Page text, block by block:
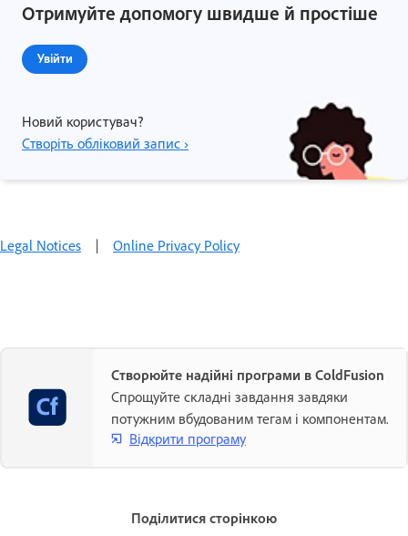
Отримуйте допомогу швидше й простіше
Увійти
Новий користувач?
Створіть обліковий запис ›
Legal Notices | Online Privacy Policy
Створюйте надійні програми в ColdFusion
Спрощуйте складні завдання завдяки
потужним вбудованим тегам і компонентам.
Відкрити програму
Поділитися сторінкою